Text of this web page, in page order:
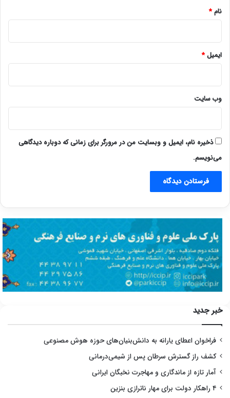
نام*
ایمیل*
وب‌ سایت
ذخیره نام، ایمیل و وبسایت من در مرورگر برای زمانی که دوباره دیدگاهی
می‌نویسم.
خبر جدید
فراخوان اعطای یارانه به دانش‌بنیان‌های حوزه هوش مصنوعی
کشف راز گسترش سرطان پس از شیمی‌درمانی
آمار تازه از ماندگاری و مهاجرت نخبگان ایرانی
۴ راهکار دولت برای مهار ناترازی بنزین